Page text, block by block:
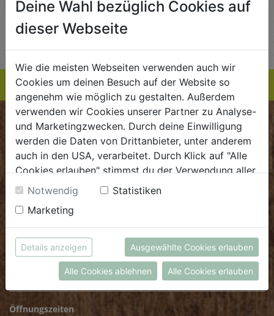
EINKAUFSLISTE
BIOKISTE
Kundenservice
Fr: 8.00 - 15.00 Uhr
dieBiokiste@biohof.at
.+43 7272 2597
FRISCHMARKT
Öffnungszeiten
Deine Wahl bezüglich Cookies auf
dieser Webseite
Wie die meisten Webseiten verwenden auch wir
Cookies um deinen Besuch auf der Website so
angenehm wie möglich zu gestalten. Außerdem
verwenden wir Cookies unserer Partner zu Analyse-
und Marketingzwecken. Durch deine Einwilligung
werden die Daten von Drittanbieter, unter anderem
auch in den USA, verarbeitet. Durch Klick auf "Alle
Cookies erlauben" stimmst du der Verwendung aller
Cookies zu. Unter "Details anzeigen" findest du alle
Infos zu den unterschiedlichen Cookies, du kannst
auch entscheiden, welche Cookies du erlauben
möchtest.
Weitere Informationen findest du in unserer
Datenschutzerklärung
bzw. imImpressum
Notwendig
Statistiken
Marketing
Details anzeigen Ausgewählte Cookies erlauben
Alle Cookies ablehnen Alle Cookies erlauben